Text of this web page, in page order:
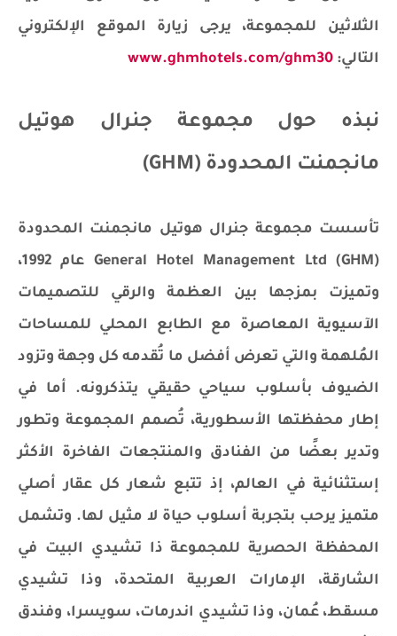
الثلاثين للمجموعة، يرجى زيارة الموقع الإلكتروني
التالي: www.ghmhotels.com/ghm30
نبذه حول مجموعة جنرال هوتيل
مانجمنت المحدودة (GHM)
تأسست مجموعة جنرال هوتيل مانجمنت المحدودة
General Hotel Management Ltd (GHM) عام 1992،
وتميزت بمزجها بين العظمة والرقي للتصميمات
الآسيوية المعاصرة مع الطابع المحلي للمساحات
المُلهمة والتي تعرض أفضل ما تُقدمه كل وجهة وتزود
الضيوف بأسلوب سياحي حقيقي يتذكرونه. أما في
إطار محفظتها الأسطورية، تُصمم المجموعة وتطور
وتدير بعضًا من الفنادق والمنتجعات الفاخرة الأكثر
إستثنائية في العالم، إذ تتبع شعار كل عقار أصلي
متميز يرحب بتجربة أسلوب حياة لا مثيل لها. وتشمل
المحفظة الحصرية للمجموعة ذا تشيدي البيت في
الشارقة، الإمارات العربية المتحدة، وذا تشيدي
مسقط، عُمان، وذا تشيدي اندرمات، سويسرا، وفندق